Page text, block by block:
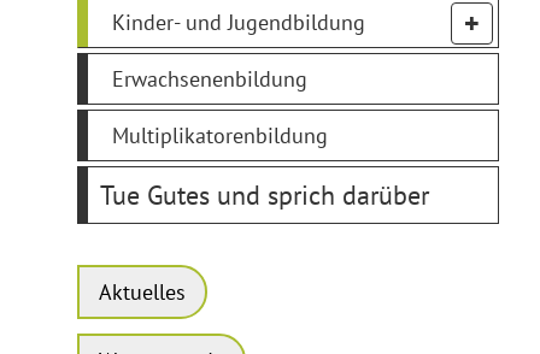
Kinder- und Jugendbildung
Erwachsenenbildung
Multiplikatorenbildung
Tue Gutes und sprich darüber
Aktuelles